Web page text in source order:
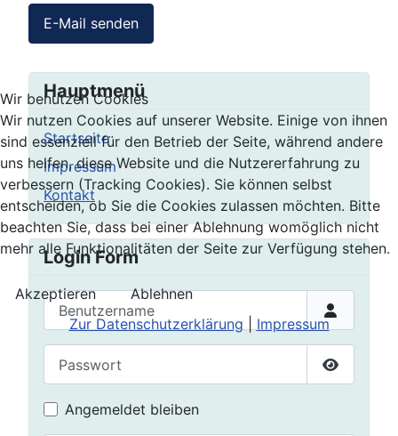
E-Mail senden
Hauptmenü
Startseite
Impressum
Kontakt
Login Form
Benutzername
Passwort
Angemeldet bleiben
Wir benutzen Cookies
Wir nutzen Cookies auf unserer Website. Einige von ihnen
sind essenziell für den Betrieb der Seite, während andere
uns helfen, diese Website und die Nutzererfahrung zu
verbessern (Tracking Cookies). Sie können selbst
entscheiden, ob Sie die Cookies zulassen möchten. Bitte
beachten Sie, dass bei einer Ablehnung womöglich nicht
mehr alle Funktionalitäten der Seite zur Verfügung stehen.
Akzeptieren
Ablehnen
Zur Datenschutzerklärung
Impressum